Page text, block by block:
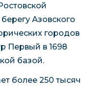
Азовского
городов
Первый в 1698
базой.
более 250 тысяч